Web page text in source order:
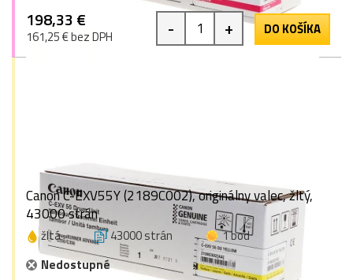
198,33 €
161,25 € bez DPH - + DO KOŠÍKA
Canon C-EXV55Y (2189C002), originálny valec, žltý,
43000 strán
žltá 43000 strán
1 bod
Nedostupné